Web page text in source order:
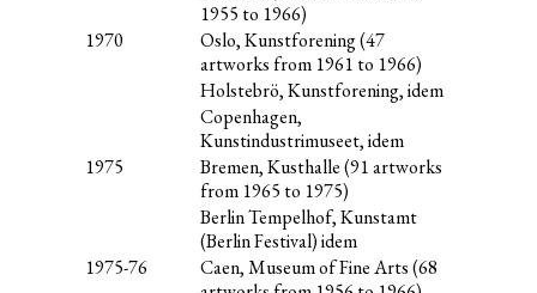
1955 to 1966)
1970
Oslo, Kunstforening (47
artworks from 1961 to 1966)
Holstebrö, Kunstforening, idem
Copenhagen,
Kunstindustrimuseet, idem
1975
Bremen, Kusthalle (91 artworks
from 1965 to 1975)
Berlin Tempelhof, Kunstamt
(Berlin Festival) idem
1975-76
Caen, Museum of Fine Arts (68